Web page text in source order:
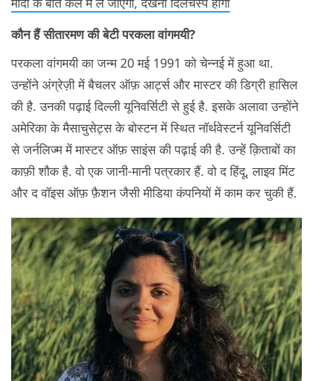
कौन हैं सीतारमण की बेटी परकला वांगमयी?
परकला वांगमयी का जन्म 20 मई 1991 को चेन्नई में हुआ था.
उन्होंने अंग्रेज़ी में बैचलर ऑफ़ आर्ट्स और मास्टर की डिग्री हासिल
की है. उनकी पढ़ाई दिल्ली यूनिवर्सिटी से हुई है. इसके अलावा उन्होंने
अमेरिका के मैसाचुसेट्स के बोस्टन में स्थित नॉर्थवेस्टर्न यूनिवर्सिटी
से जर्नलिज्म में मास्टर ऑफ़ साइंस की पढ़ाई की है. उन्हें क़िताबों का
काफ़ी शौक है. वो एक जानी-मानी पत्रकार हैं. वो द हिंदू, लाइव मिंट
और द वॉइस ऑफ़ फ़ैशन जैसी मीडिया कंपनियों में काम कर चुकी हैं.